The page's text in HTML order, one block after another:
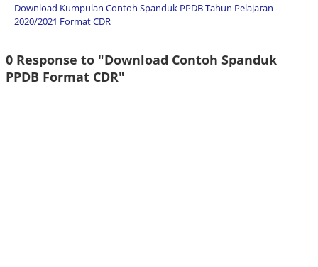
Download Kumpulan Contoh Spanduk PPDB Tahun Pelajaran
2020/2021 Format CDR
0 Response to "Download Contoh Spanduk
PPDB Format CDR"